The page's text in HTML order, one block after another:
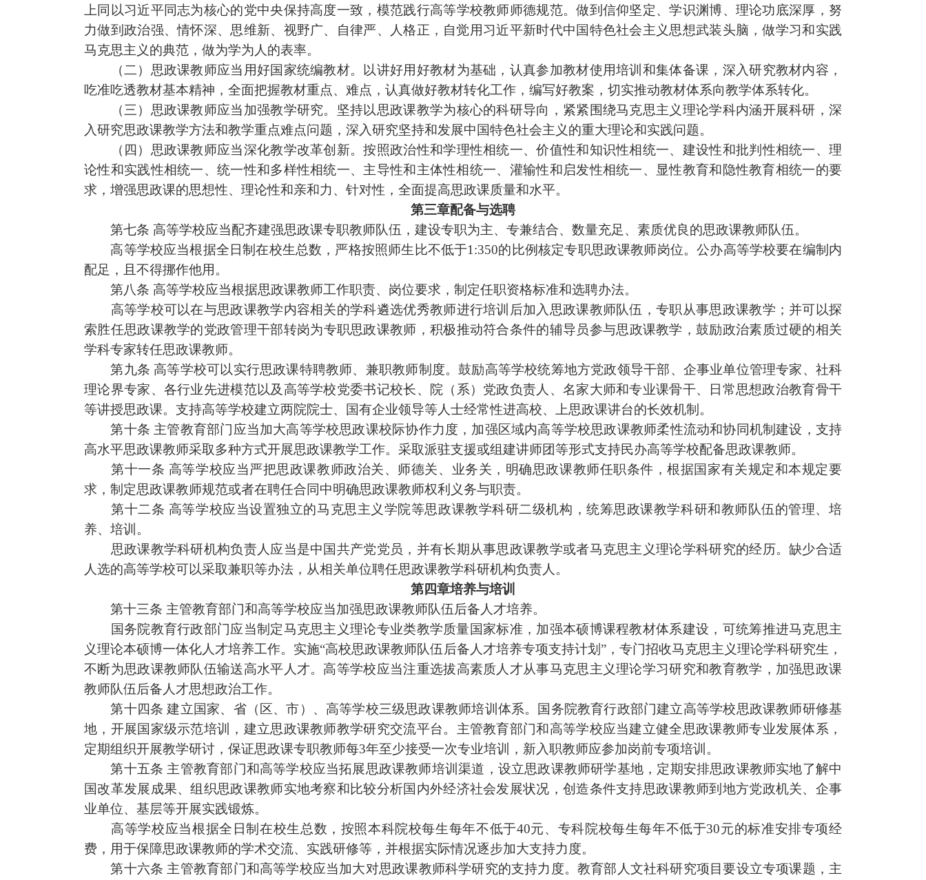
上同以习近平同志为核心的党中央保持高度一致，模范践行高等学校教师师德规范。做到信仰坚定、学识渊博、理论功底深厚，努
力做到政治强、情怀深、思维新、视野广、自律严、人格正，自觉用习近平新时代中国特色社会主义思想武装头脑，做学习和实践
马克思主义的典范， 做为学为人的表率。
（二） 思政课教师应当用好国家统编教材。以讲好用好教材为基础，认真参加教材使用培训和集体备课，深入研究教材内容，
吃准吃透教材基本精神，全面把握教材重点、难点，认真做好教材转化工作，编写好教案，切实推动教材体系向教学体系转化。
（三） 思政课教师应当加强教学研究。坚持以思政课教学为核心的科研导向，紧紧围绕马克思主义理论学科内涵开展科研，深
入研究思政课教学方法和教学重点难点问题，深入研究坚持和发展中国特色社会主义的重大理论和实践问题。
（四） 思政课教师应当深化教学改革创新。按照政治性和学理性相统一、价值性和知识性相统一、建设性和批判性相统一、理
论性和实践性相统一、统一性和多样性相统一、主导性和主体性相统一、灌输性和启发性相统一、显性教育和隐性教育相统一的要
求，增强思政课的思想性、理论性和亲和力、针对性，全面提高思政课质量和水平。
第三章配备与选聘
第七条 高等学校应当配齐建强思政课专职教师队伍，建设专职为主、专兼结合、数量充足、素质优良的思政课教师队伍。
高等学校应当根据全日制在校生总数，严格按照师生比不低于1:350的比例核定专职思政课教师岗位。公办高等学校要在编制内
配足，且不得挪作他用。
第八条 高等学校应当根据思政课教师工作职责、岗位要求，制定任职资格标准和选聘办法。
高等学校可以在与思政课教学内容相关的学科遴选优秀教师进行培训后加入 思政课教师队伍，专职从事思政课教学；并可以探
索胜任思政课教学的党政管理干部转岗为专职思政课教师，积极推动符合条件的辅导员参与思政课教学，鼓励政治素质过硬的相关
学科专家转任思政课教师。
第九条 高等学校可以实行思政课特聘教师、兼职教师制度。鼓励高等学校统筹地方党政领导干部、企事业单位管理专家、社科
理论界专家、各行业先进模范以及高等学校党委书记校长、院（系）党政负责人、名家大师和专业课骨干、日常思想政治教育骨干
等讲授思政课。支持高等学校建立两院院士、国有企业领导等人士经常性进高校、 上思政课讲台的长效机制。
第十条 主管教育部门应当加大高等学校思政课校际协作力度，加强区域内高等学校思政课教师柔性流动和协同机制建设，支持
高水平思政课教师采取多种方式开展思政课教学工作。采取派驻支援或组建讲师团等形式支持民办高等学校配备思政课教师。
第十一条 高等学校应当严把思政课教师政治关、师德关、业务关， 明确思政课教师任职条件，根据国家有关规定和本规定要
求，制定思政课教师规范或者在聘任合同中明确思政课教师权利义务与职责。
第十二条 高等学校应当设置独立的马克思主义学院等思政课教学科研二级机构，统筹思政课教学科研和教师队伍的管理、培
养、培训。
思政课教学科研机构负责人应当是中国共产党党员，并有长期从事思政课教学或者马克思主义理论学科研究的经历。缺少合适
人选的高等学校可以采取兼职等办法，从相关单位聘任思政课教学科研机构负责人。
第四章培养与培训
第十三条 主管教育部门和高等学校应当加强思政课教师队伍后备人才培养。
国务院教育行政部门应当制定马克思主义理论专业类教学质量国家标准， 加强本硕博课程教材体系建设，可统筹推进马克思主
义理论本硕博一体化人才培养工作。实施“高校思政课教师队伍后备人才培养专项支持计划”，专门招收马克思主义理论学科研究生，
不断为思政课教师队伍输送高水平人才。高等学校应当注重选拔高素质人才从事马克思主义理论学习研究和教育教学，加强思政课
教师队伍后备人才思想政治工作。
第十四条 建立国家、省（区、市）、高等学校三级思政课教师培训体系。国务院教育行政部门建立高等学校思政课教师研修基
地，开展国家级示范培训，建立思政课教师教学研究交流平台。主管教育部门和高等学校应当建立健全思政课教师专业发展体系，
定期组织开展教学研讨，保证思政课专职教师每3年至少接受一次专业培训，新入职教师应参加岗前专项培训。
第十五条 主管教育部门和高等学校应当拓展思政课教师培训渠道，设立思政课教师研学基地，定期安排思政课教师实地了解中
国改革发展成果、组织思政课教师实地考察和比较分析国内外经济社会发展状况，创造条件支持思政课教师到地方党政机关、企事
业单位、基层等开展实践锻炼。
高等学校应当根据全日制在校生总数，按照本科院校每生每年不低于40元、专科院校每生每年不低于30元的标准安排专项经
费，用于保障思政课教师的学术交流、实践研修等，并根据实际情况逐步加大支持力度。
第十六条 主管教育部门和高等学校应当加大对思政课教师科学研究的支持力度。教育部人文社科研究项目要设立专项课题，主